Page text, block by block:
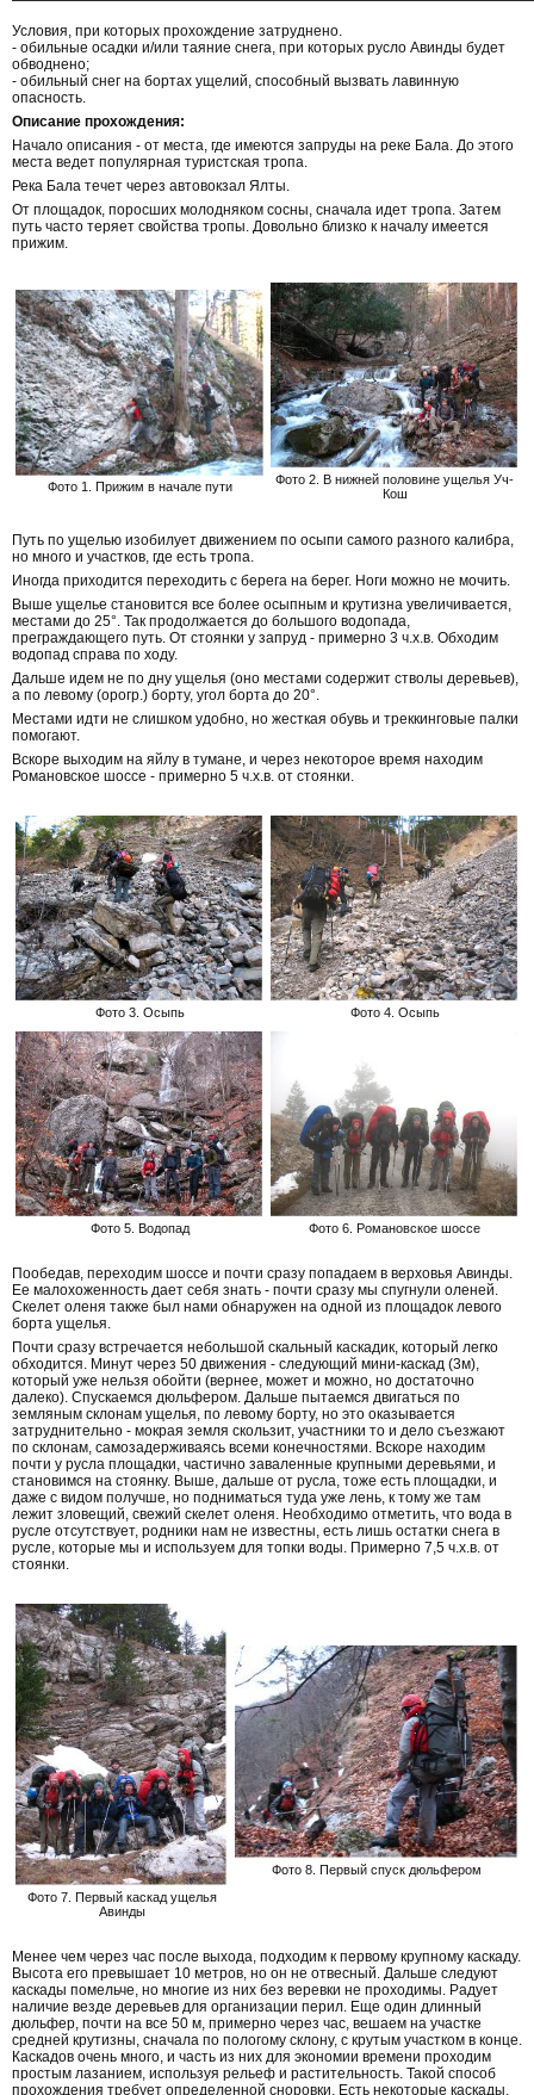
Условия, при которых прохождение затруднено.
- обильные осадки и/или таяние снега, при которых русло Авинды будет
обводнено;
- обильный снег на бортах ущелий, способный вызвать лавинную
опасность.
Описание прохождения:
Начало описания - от места, где имеются запруды на реке Бала. До этого
места ведет популярная туристская тропа.
Река Бала течет через автовокзал Ялты.
От площадок, поросших молодняком сосны, сначала идет тропа. Затем
путь часто теряет свойства тропы. Довольно близко к началу имеется
прижим.
Фото 1. Прижим в начале пути
Фото 2. В нижней половине ущелья Уч-
Кош
Путь по ущелью изобилует движением по осыпи самого разного калибра,
но много и участков, где есть тропа.
Иногда приходится переходить с берега на берег. Ноги можно не мочить.
Выше ущелье становится все более осыпным и крутизна увеличивается,
местами до 25°. Так продолжается до большого водопада,
преграждающего путь. От стоянки у запруд - примерно 3 ч.х.в. Обходим
водопад справа по ходу.
Дальше идем не по дну ущелья (оно местами содержит стволы деревьев),
а по левому (орогр.) борту, угол борта до 20°.
Местами идти не слишком удобно, но жесткая обувь и треккинговые палки
помогают.
Вскоре выходим на яйлу в тумане, и через некоторое время находим
Романовское шоссе - примерно 5 ч.х.в. от стоянки.
Фото 3. Осыпь Фото 4. Осыпь
Фото 5. Водопад Фото 6. Романовское шоссе
Пообедав, переходим шоссе и почти сразу попадаем в верховья Авинды.
Ее малохоженность дает себя знать - почти сразу мы спугнули оленей.
Скелет оленя также был нами обнаружен на одной из площадок левого
борта ущелья.
Почти сразу встречается небольшой скальный каскадик, который легко
обходится. Минут через 50 движения - следующий мини-каскад (3м),
который уже нельзя обойти (вернее, может и можно, но достаточно
далеко). Спускаемся дюльфером. Дальше пытаемся двигаться по
земляным склонам ущелья, по левому борту, но это оказывается
затруднительно - мокрая земля скользит, участники то и дело съезжают
по склонам, самозадерживаясь всеми конечностями. Вскоре находим
почти у русла площадки, частично заваленные крупными деревьями, и
становимся на стоянку. Выше, дальше от русла, тоже есть площадки, и
даже с видом получше, но подниматься туда уже лень, к тому же там
лежит зловещий, свежий скелет оленя. Необходимо отметить, что вода в
русле отсутствует, родники нам не известны, есть лишь остатки снега в
русле, которые мы и используем для топки воды. Примерно 7,5 ч.х.в. от
стоянки.
Фото 7. Первый каскад ущелья
Авинды
Фото 8. Первый спуск дюльфером
Менее чем через час после выхода, подходим к первому крупному каскаду.
Высота его превышает 10 метров, но он не отвесный. Дальше следуют
каскады помельче, но многие из них без веревки не проходимы. Радует
наличие везде деревьев для организации перил. Еще один длинный
дюльфер, почти на все 50 м, примерно через час, вешаем на участке
средней крутизны, сначала по пологому склону, с крутым участком в конце.
Каскадов очень много, и часть из них для экономии времени проходим
простым лазанием, используя рельеф и растительность. Такой способ
прохождения требует определенной сноровки. Есть некоторые каскады,